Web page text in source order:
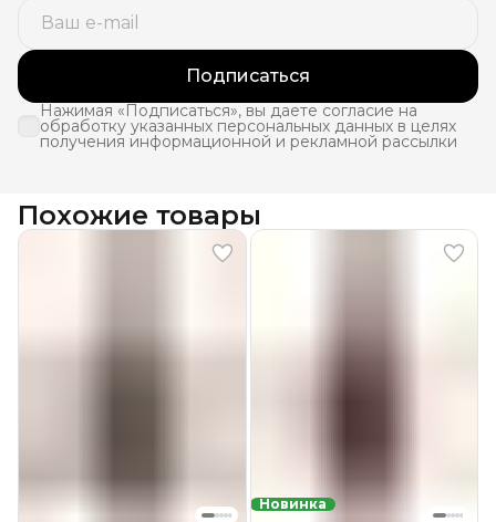
Подписаться
Нажимая «Подписаться», вы даете согласие на
обработку указанных персональных данных в целях
получения информационной и рекламной рассылки
Похожие товары
Новинка